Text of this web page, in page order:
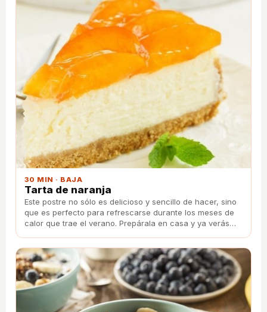
30 MIN · BAJA
Tarta de naranja
Este postre no sólo es delicioso y sencillo de hacer, sino
que es perfecto para refrescarse durante los meses de
calor que trae el verano. Prepárala en casa y ya verás